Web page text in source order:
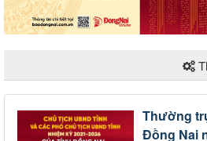
Thường
Đồng Nai